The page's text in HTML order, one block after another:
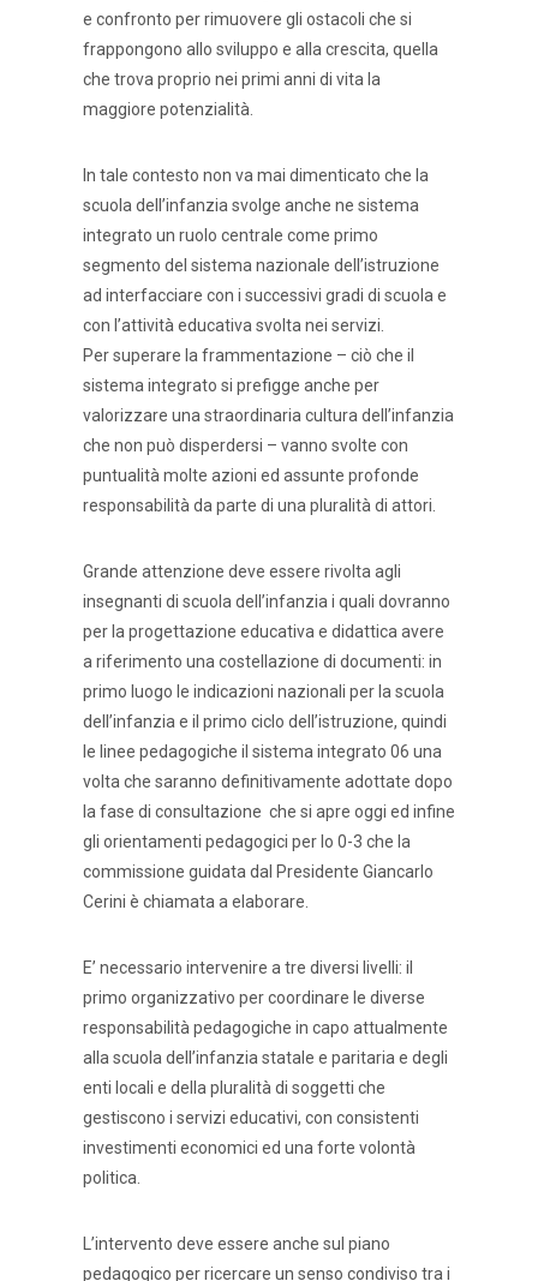
e confronto per rimuovere gli ostacoli che si
frappongono allo sviluppo e alla crescita, quella
che trova proprio nei primi anni di vita la
maggiore potenzialità.
In tale contesto non va mai dimenticato che la
scuola dell’infanzia svolge anche ne sistema
integrato un ruolo centrale come primo
segmento del sistema nazionale dell’istruzione
ad interfacciare con i successivi gradi di scuola e
con l’attività educativa svolta nei servizi.
Per superare la frammentazione – ciò che il
sistema integrato si prefigge anche per
valorizzare una straordinaria cultura dell’infanzia
che non può disperdersi – vanno svolte con
puntualità molte azioni ed assunte profonde
responsabilità da parte di una pluralità di attori.
Grande attenzione deve essere rivolta agli
insegnanti di scuola dell’infanzia i quali dovranno
per la progettazione educativa e didattica avere
a riferimento una costellazione di documenti: in
primo luogo le indicazioni nazionali per la scuola
dell’infanzia e il primo ciclo dell’istruzione, quindi
le linee pedagogiche il sistema integrato 06 una
volta che saranno definitivamente adottate dopo
la fase di consultazione che si apre oggi ed infine
gli orientamenti pedagogici per lo 0-3 che la
commissione guidata dal Presidente Giancarlo
Cerini è chiamata a elaborare.
E’ necessario intervenire a tre diversi livelli: il
primo organizzativo per coordinare le diverse
responsabilità pedagogiche in capo attualmente
alla scuola dell’infanzia statale e paritaria e degli
enti locali e della pluralità di soggetti che
gestiscono i servizi educativi, con consistenti
investimenti economici ed una forte volontà
politica.
L’intervento deve essere anche sul piano
pedagogico per ricercare un senso condiviso tra i